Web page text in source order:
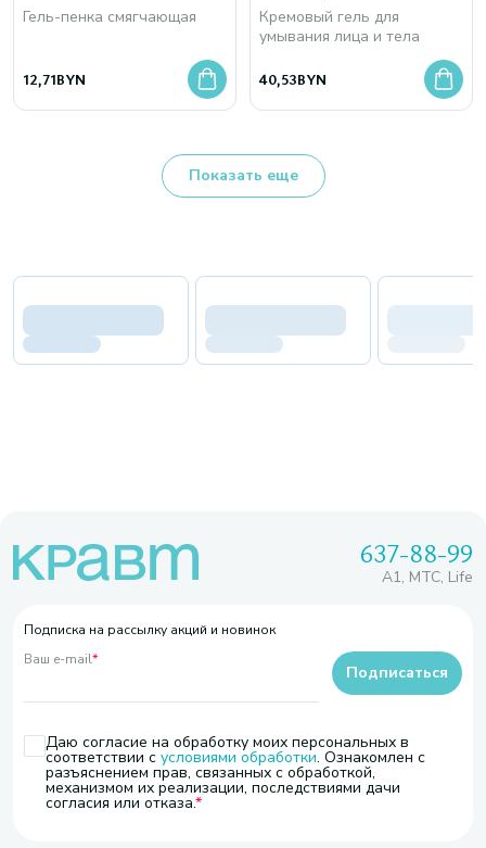
Гель-пенка смягчающая
12,71BYN
Кремовый гель для
умывания лица и тела
40,53BYN
Показать еще
637-88-99
A1, МТС, Life
Подписка на рассылку акций и новинок
Ваш e-mail*
Даю согласие на обработку моих персональных в
соответствии с условиями обработки. Ознакомлен с
разъяснением прав, связанных с обработкой,
механизмом их реализации, последствиями дачи
согласия или отказа.
Подписаться